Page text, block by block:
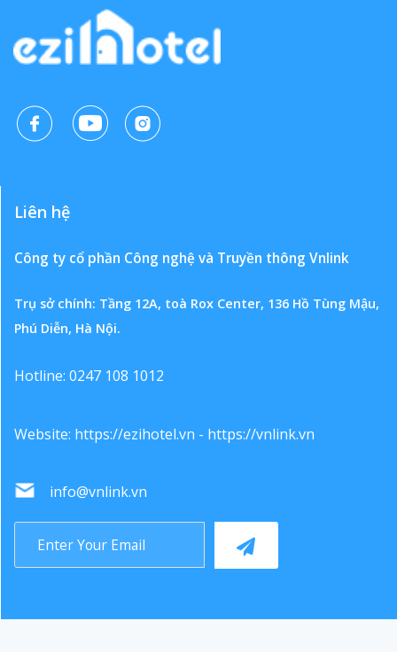
Liên hệ
Công ty cổ phần Công nghệ và Truyền thông Vnlink
Trụ sở chính: Tầng 12A, toà Rox Center, 136 Hồ Tùng Mậu,
Phú Diễn, Hà Nội.
Hotline: 0247 108 1012
Website: https://ezihotel.vn - https://vnlink.vn
info@vnlink.vn